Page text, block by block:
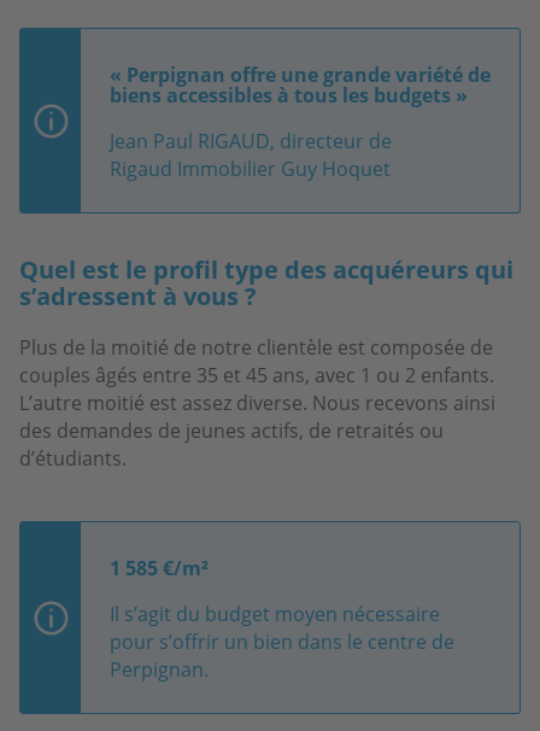
« Perpignan offre une grande variété de
biens accessibles à tous les budgets »
Jean Paul RIGAUD, directeur de
Rigaud Immobilier Guy Hoquet
Quel est le profil type des acquéreurs qui
s’adressent à vous ?
Plus de la moitié de notre clientèle est composée de
couples âgés entre 35 et 45 ans, avec 1 ou 2 enfants.
L’autre moitié est assez diverse. Nous recevons ainsi
des demandes de jeunes actifs, de retraités ou
d’étudiants.
1 585 €/m²
Il s’agit du budget moyen nécessaire
pour s’offrir un bien dans le centre de
Perpignan.